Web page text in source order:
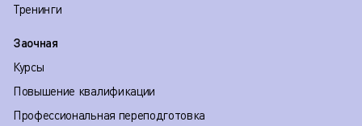
Тренинги
Заочная
Курсы
Повышение квалификации
Профессиональная переподготовка